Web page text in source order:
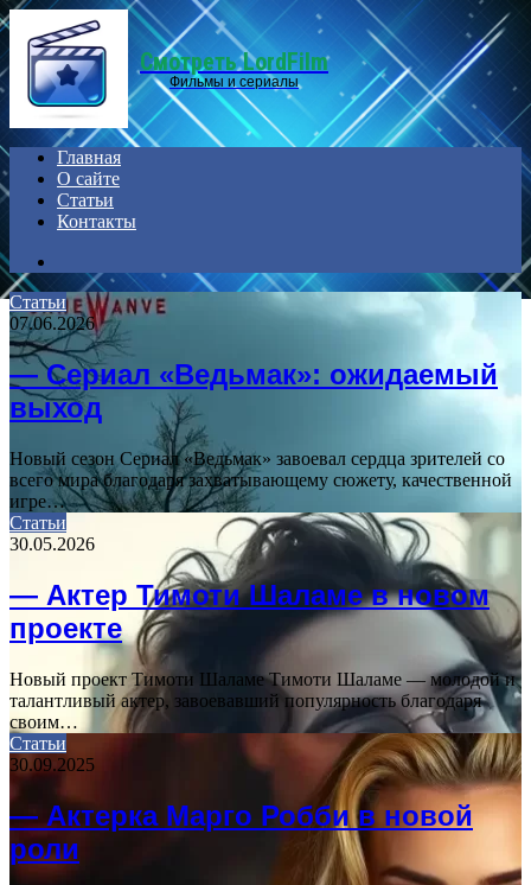
Menu
Смотреть LordFilm
Фильмы и сериалы
Главная
О сайте
Статьи
Контакты
Статьи
07.06.2026
— Сериал «Ведьмак»: ожидаемый
выход
Новый сезон Сериал «Ведьмак» завоевал сердца зрителей со
всего мира благодаря захватывающему сюжету, качественной
игре…
Статьи
30.05.2026
— Актер Тимоти Шаламе в новом
проекте
Новый проект Тимоти Шаламе Тимоти Шаламе — молодой и
талантливый актер, завоевавший популярность благодаря
своим…
Статьи
30.09.2025
— Актерка Марго Робби в новой
роли